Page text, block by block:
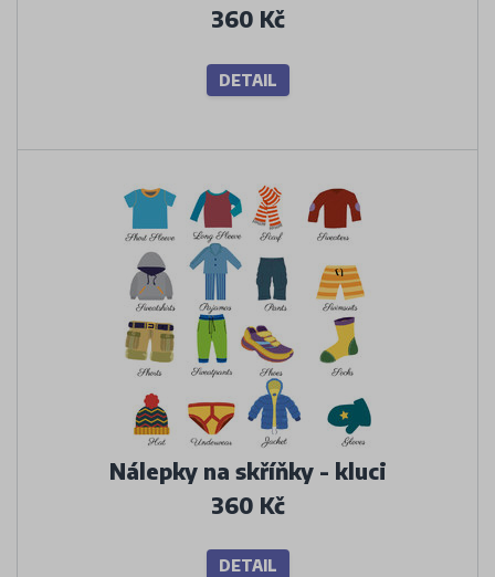
360 Kč
DETAIL
Nálepky na skříňky - kluci
360 Kč
DETAIL